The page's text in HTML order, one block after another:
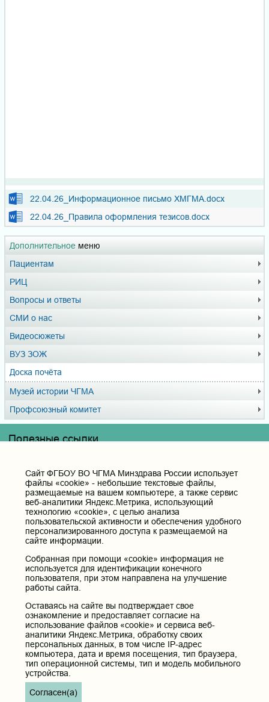
Дополнительное меню
Пациентам
РИЦ
Вопросы и ответы
СМИ о нас
Видеосюжеты
ВУЗ ЗОЖ
Доска почёта
Музей истории ЧГМА
Профсоюзный комитет
22.04.26_Информационное письмо ХМГМА.docx
22.04.26_Правила оформления тезисов.docx
Полезные ссылки
Горячая линия для обращений в Министерство
здравоохранения Российской Федерации
Министерство науки и высшего образования РФ
Министерство просвещения Российской Федерации
Единая коллекция цифровых образовательных ресурсов
ФГБОУ ВО "Пензенский государственный университет"
Кафедра терапия
Контактные данные и телефоны
Федеральное государственное бюджетное образовательное
учреждение высшего образования «Читинская
государственная медицинская академия» Министерства
здравоохранения Российской Федерации
Юридический и фактический адрес:
672000, Российская Федерация, Забайкальский край, г. Чита, ул.
Горького, д. 39 «а».
Телефон приёмной ректора:
8 (3022) 35-43-24
Cайт ФГБОУ ВО ЧГМА Минздрава России использует
файлы «cookie» - небольшие текстовые файлы,
размещаемые на вашем компьютере, а также сервис
веб-аналитики Яндекс.Метрика, использующий
технологию «cookie», с целью анализа
пользовательской активности и обеспечения удобного
персонализированного доступа к размещаемой на
сайте информации.
Собранная при помощи «cookie» информация не
используется для идентификации конечного
пользователя, при этом направлена на улучшение
работы сайта.
Оставаясь на сайте вы подтверждает свое
ознакомление и предоставляет согласие на
использование файлов «cookie» и сервиса веб-
аналитики Яндекс.Метрика, обработку своих
персональных данных, в том числе IP-адрес
компьютера, дата и время посещения, тип браузера,
тип операционной системы, тип и модель мобильного
устройства.
Согласен(а)